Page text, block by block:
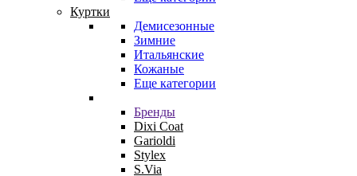
Куртки
Демисезонные
Зимние
Итальянские
Кожаные
Еще категории
Бренды
Dixi Coat
Garioldi
Stylex
S.Via